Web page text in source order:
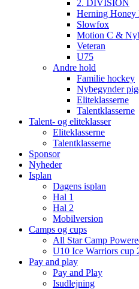
2. DIVISION
Herning Honey
Slowfox
Motion C &
Veteran
U75
Andre hold
Familie hockey
Nybegynder
Eliteklasserne
Talentklasserne
Talent- og eliteklasser
Eliteklasserne
Talentklasserne
Sponsor
Nyheder
Isplan
Dagens isplan
Hal 1
Hal 2
Mobilversion
Camps og cups
All Star Camp
U10 Ice Warriors cup
Pay and play
Pay and Play
Isudlejning